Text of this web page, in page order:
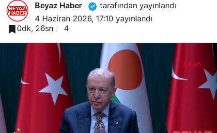
Beyaz Haber
tarafından yayınlandı
4 Haziran 2026, 17:10 yayınlandı
0dk, 26sn
4